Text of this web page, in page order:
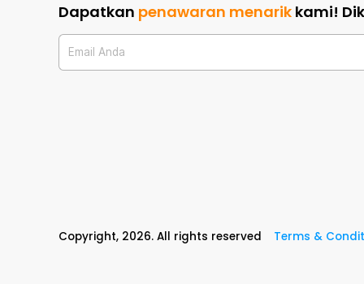
Dapatkan penawaran menarik kami!
Email Anda
Copyright, 2026. All rights reserved Terms &